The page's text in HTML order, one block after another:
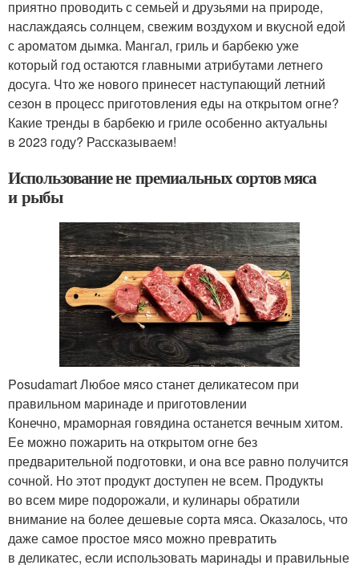
приятно проводить с семьей и друзьями на природе,
наслаждаясь солнцем, свежим воздухом и вкусной едой
с ароматом дымка. Мангал, гриль и барбекю уже
который год остаются главными атрибутами летнего
досуга. Что же нового принесет наступающий летний
сезон в процесс приготовления еды на открытом огне?
Какие тренды в барбекю и гриле особенно актуальны
в 2023 году? Рассказываем!
Использование не премиальных сортов мяса
и рыбы
Posudamart Любое мясо станет деликатесом при
правильном маринаде и приготовлении
Конечно, мраморная говядина останется вечным хитом.
Ее можно пожарить на открытом огне без
предварительной подготовки, и она все равно получится
сочной. Но этот продукт доступен не всем. Продукты
во всем мире подорожали, и кулинары обратили
внимание на более дешевые сорта мяса. Оказалось, что
даже самое простое мясо можно превратить
в деликатес, если использовать маринады и правильные